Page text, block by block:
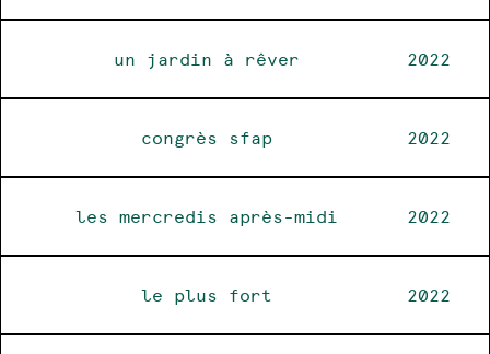
un jardin à rêver 2022
congrès sfap 2022
les mercredis après-midi 2022
le plus fort 2022